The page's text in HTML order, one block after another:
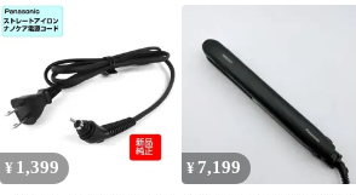
ア 黒 EH-HS0J-K
¥ 1,399 ¥ 7,199